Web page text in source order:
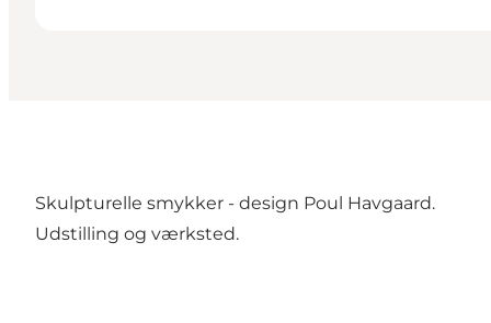
Skulpturelle smykker - design Poul Havgaard.
Udstilling og værksted.